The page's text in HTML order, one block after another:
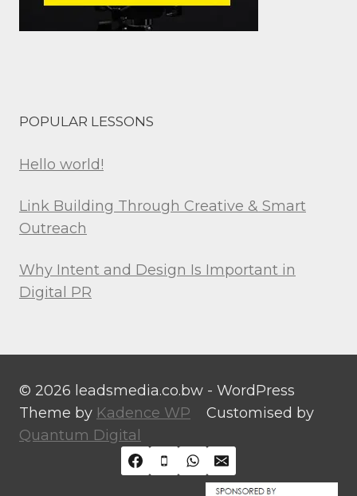
POPULAR LESSONS
Hello world!
Link Building Through Creative & Smart
Outreach
Why Intent and Design Is Important in
Digital PR
© 2026 leadsmedia.co.bw - WordPress
Theme by Kadence WP Customised by
Quantum Digital